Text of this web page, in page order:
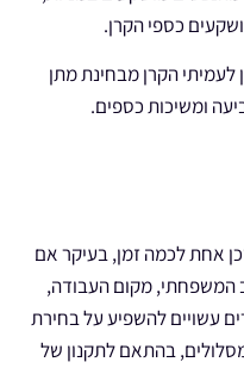
כספי הקרן.
הקרן מבחינת מתן
ומשיכות כספים.
אחת לכמה זמן, בעיקר אם
המשפחתי, מקום העבודה,
עשויים להשפיע על בחירת
מסלולים, בהתאם לתקנון של